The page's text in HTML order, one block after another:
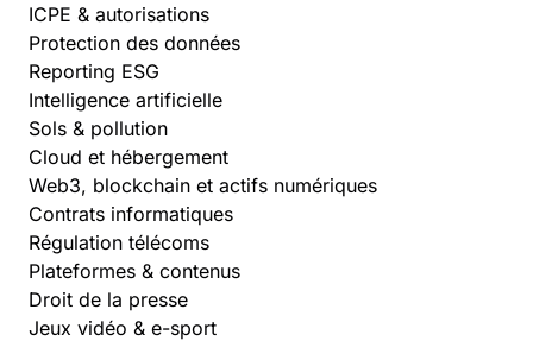
ICPE & autorisations
Protection des données
Reporting ESG
Intelligence artificielle
Sols & pollution
Cloud et hébergement
Web3, blockchain et actifs numériques
Contrats informatiques
Régulation télécoms
Plateformes & contenus
Droit de la presse
Jeux vidéo & e-sport